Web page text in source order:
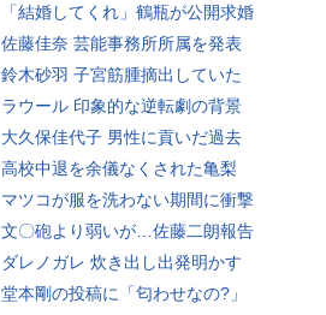
「結婚してくれ」鶴瓶が公開求婚
佐藤佳奈 芸能事務所所属を発表
鈴木砂羽 子宮筋腫摘出していた
ラウール 印象的な逆転劇の背景
大久保佳代子 男性に貢いだ過去
高校中退を余儀なくされた亀梨
マツコが服を洗わない期間に衝撃
文〇砲より弱いが…佐藤二朗報告
ダレノガレ 炊き出し出発明かす
堂本剛の投稿に「匂わせなの?」